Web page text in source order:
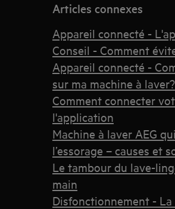
Articles connexes
Appareil connecté -
Conseil - Comment
Appareil connecté -
sur ma machine à laver?
Comment connecter
l'application
Machine à laver AEG
l’essorage – causes et
Le tambour du lave-
main
Disfonctionnement - La